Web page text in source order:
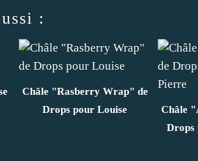
:
Châle "Rasberry Wrap" de
Drops pour Louise
Châle
Drops